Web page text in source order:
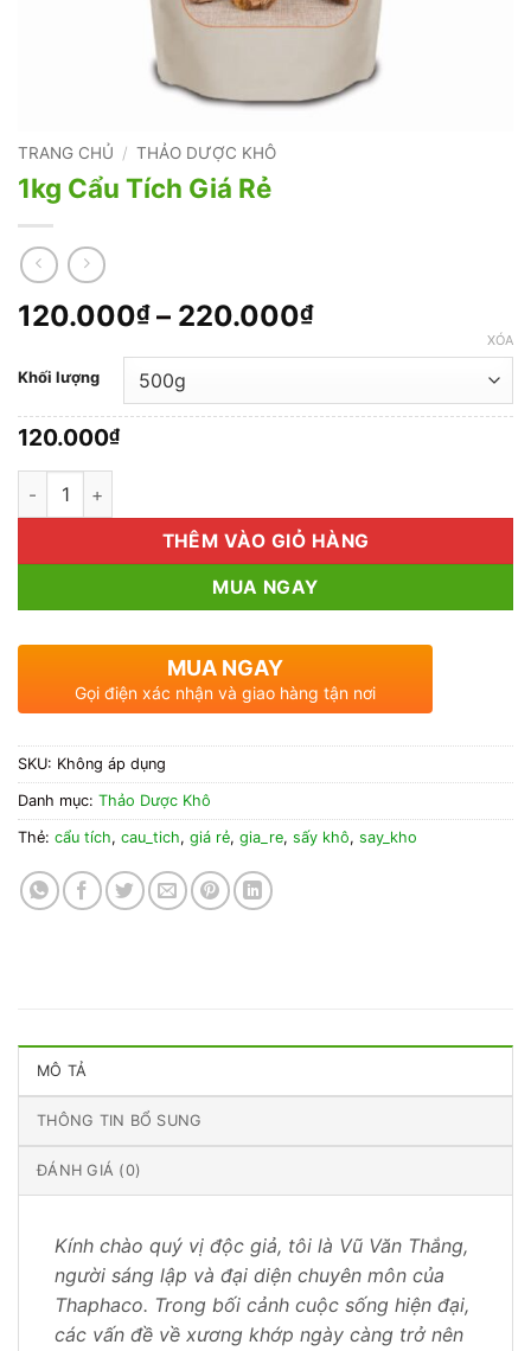
TRANG CHỦ / THẢO DƯỢC KHÔ
1kg Cẩu Tích Giá Rẻ
120.000₫ – 220.000₫Khoảng
120.000₫
đến
Khối lượng
XÓA
120.000₫
1kg Cẩu Tích Giá Rẻ số lượng
THÊM VÀO GIỎ HÀNG
MUA NGAY
MUA NGAY
Gọi điện xác nhận và giao hàng tận nơi
SKU: Không áp dụng
Danh mục: Thảo Dược Khô
Thẻ: cẩu tích, cau_tich, giá rẻ, gia_re, sấy khô, say_kho
MÔ TẢ
THÔNG TIN BỔ SUNG
ĐÁNH GIÁ (0)
Kính chào quý vị độc giả, tôi là Vũ Văn Thắng,
người sáng lập và đại diện chuyên môn của
Thaphaco. Trong bối cảnh cuộc sống hiện đại,
các vấn đề về xương khớp ngày càng trở nên